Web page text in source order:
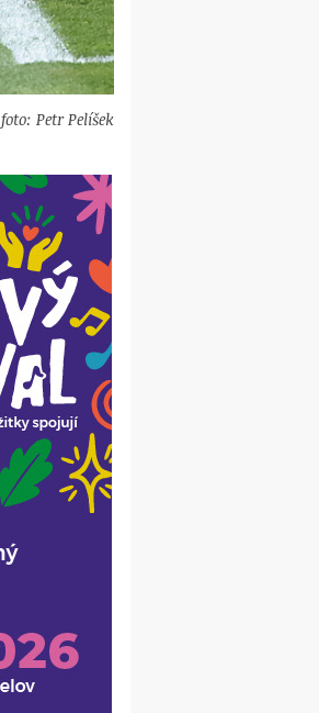
foto: Petr Pelíšek